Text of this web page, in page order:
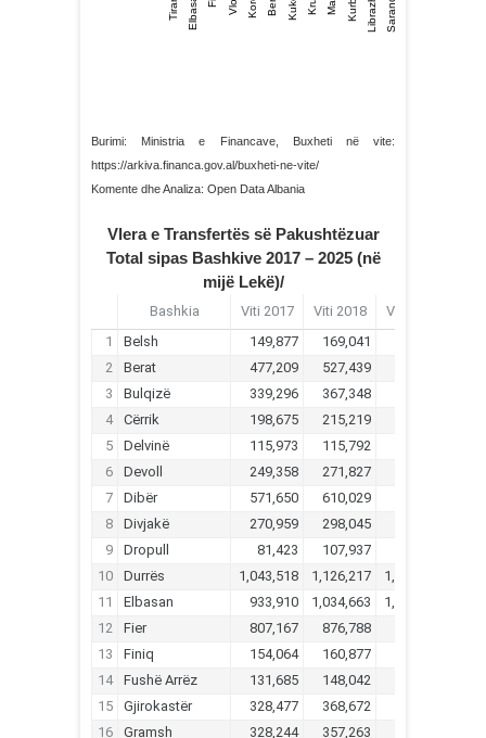
Burimi: Ministria e Financave, Buxheti në vite:
https://arkiva.financa.gov.al/buxheti-ne-vite/
Komente dhe Analiza: Open Data Albania
Vlera e Transfertës së Pakushtëzuar
Total sipas Bashkive 2017 – 2025 (në
mijë Lekë)/